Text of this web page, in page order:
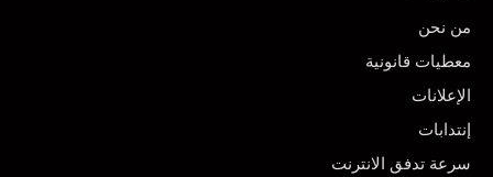
من نحن
معطيات قانونية
الإعلانات
إنتدابات
سرعة تدفق الانترنت